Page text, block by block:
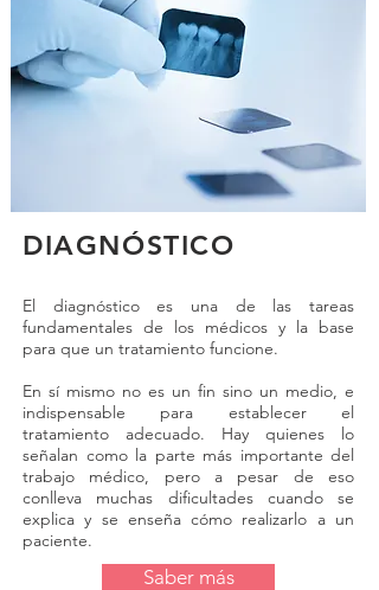
DIAGNÓSTICO
El diagnóstico es una de las tareas
fundamentales de los médicos y la base
para que un tratamiento funcione.
En sí mismo no es un fin sino un medio, e
indispensable para establecer el
tratamiento adecuado. Hay quienes lo
señalan como la parte más importante del
trabajo médico, pero a pesar de eso
conlleva muchas dificultades cuando se
explica y se enseña cómo realizarlo a un
paciente.
Saber más